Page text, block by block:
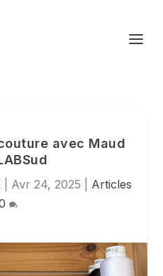
avec Maud
Avr 24, 2025
Articles